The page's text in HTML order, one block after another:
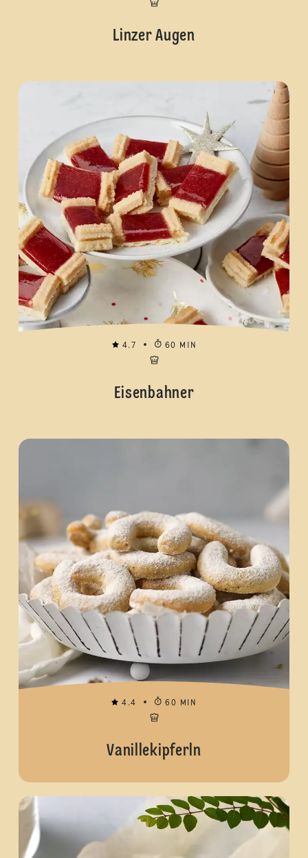
Linzer Augen
4.7 60 MIN
Eisenbahner
4.4 60 MIN
Vanillekipferln